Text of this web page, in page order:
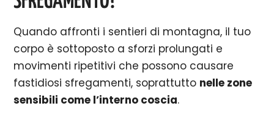
Quando affronti i sentieri di montagna, il tuo
corpo è sottoposto a sforzi prolungati e
movimenti ripetitivi che possono causare
fastidiosi sfregamenti, soprattutto nelle zone
sensibili come l’interno coscia.